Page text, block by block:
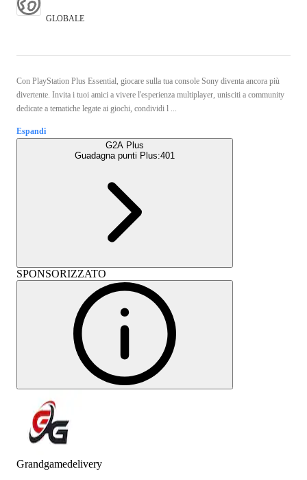
GLOBALE
Con PlayStation Plus Essential, giocare sulla tua console Sony diventa ancora più
divertente. Invita i tuoi amici a vivere l'esperienza multiplayer, unisciti a community
dedicate a tematiche legate ai giochi, condividi l ...
Espandi
G2A Plus
Guadagna punti Plus:401
SPONSORIZZATO
Grandgamedelivery